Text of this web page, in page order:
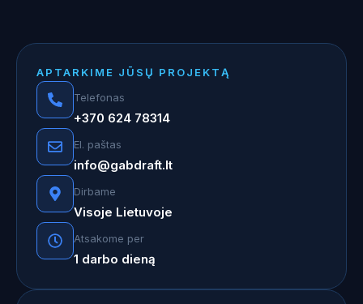
APTARKIME JŪSŲ PROJEKTĄ
Telefonas
+370 624 78314
El. paštas
info@gabdraft.lt
Dirbame
Visoje Lietuvoje
Atsakome per
1 darbo dieną